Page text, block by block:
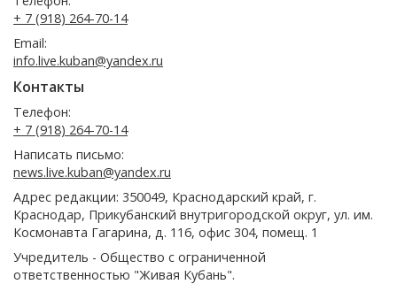
+ 7 (918) 264-70-14
Email:
info.live.kuban@yandex.ru
Контакты
Телефон:
+ 7 (918) 264-70-14
Написать письмо:
news.live.kuban@yandex.ru
Адрес редакции: 350049, Краснодарский край, г.
Краснодар, Прикубанский внутригородской округ, ул. им.
Космонавта Гагарина, д. 116, офис 304, помещ. 1
Учредитель - Общество с ограниченной
ответственностью "Живая Кубань".